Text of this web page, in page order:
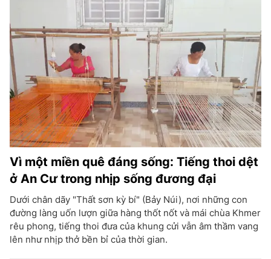
Vì một miền quê đáng sống: Tiếng thoi dệt
ở An Cư trong nhịp sống đương đại
Dưới chân dãy "Thất sơn kỳ bí" (Bảy Núi), nơi những con
đường làng uốn lượn giữa hàng thốt nốt và mái chùa Khmer
rêu phong, tiếng thoi đưa của khung cửi vẫn âm thầm vang
lên như nhịp thở bền bỉ của thời gian.